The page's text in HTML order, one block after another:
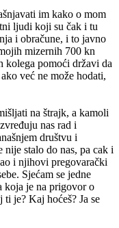
im kako o mom
ljudi koji su čak i tu
i obračune, i to javno
mizernih 700 kn
kolega pomoći državi da
već ne može hodati,
na štrajk, a kamoli
nas rad i
društvu i
stalo do nas, pa cak i
i njihovi pregovarački
Sjećam se jedne
koja je na prigovor o
je? Kaj hoćeš? Ja se